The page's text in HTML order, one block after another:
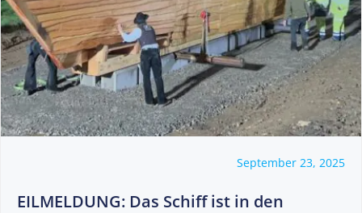
September 23, 2025
EILMELDUNG: Das Schiff ist in den